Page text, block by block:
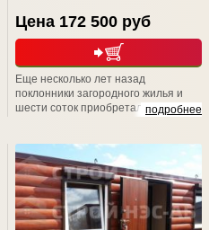
Цена 172 500 руб
подробнее
Еще несколько лет назад
поклонники загородного жилья и
шести соток приобретали убогие и
несмотря на возможности
современного рынка, люди
отказываются от такой "красоты" и
пытаются решить данный вопрос
собственными силами.